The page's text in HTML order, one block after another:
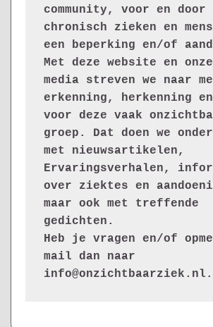
community, voor en door
chronisch zieken en
een beperking en/of
Met deze website en
media streven we naar
erkenning, herkenning
voor deze vaak
groep. Dat doen we
met nieuwsartikelen,
Ervaringsverhalen,
over ziektes en
maar ook met treffende
gedichten.
Heb je vragen en/of
mail dan naar
info@onzichtbaarziek.nl.